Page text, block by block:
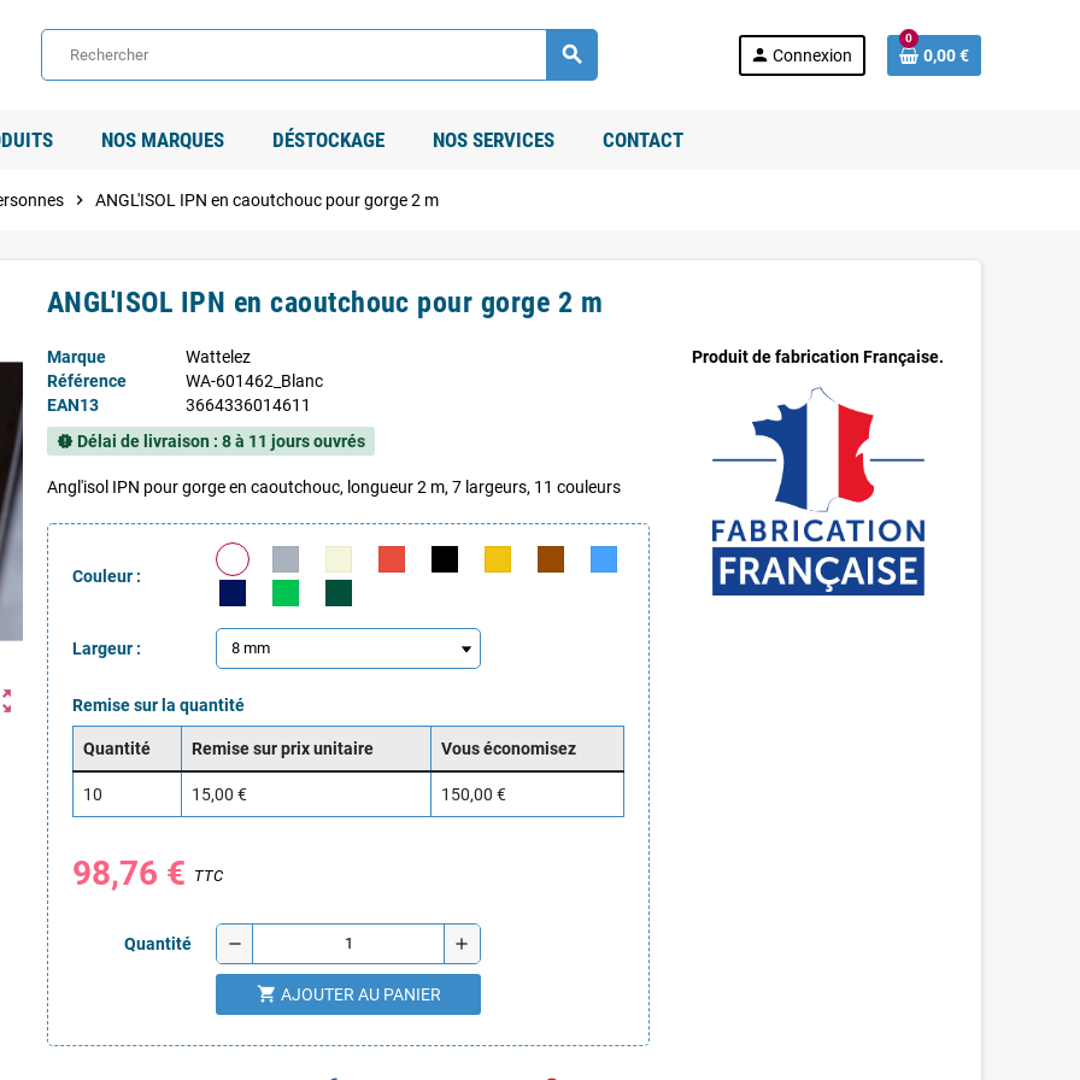
search person Connexion
0
0,00 €
NOS MARQUES DÉSTOCKAGE NOS SERVICES CONTACT
chevron_right ANGL'ISOL IPN en caoutchouc pour gorge 2 m
ANGL'ISOL IPN en caoutchouc pour gorge 2 m
Marque
Wattelez
Référence
WA-601462_Blanc
EAN13
3664336014611
new_releases Délai de livraison : 8 à 11 jours ouvrés
Angl'isol IPN pour gorge en caoutchouc, longueur 2 m, 7 largeurs, 11 couleurs
Couleur :
Largeur :
Remise sur la quantité
Quantité Remise sur prix unitaire Vous économisez
10 15,00 € 150,00 €
98,76 € TTC
Quantité remove add
shopping_cart AJOUTER AU PANIER
Produit de fabrication Française.